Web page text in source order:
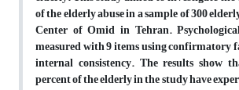
of the elderly abuse in a sample of 300
Center of Omid in Tehran.
measured with 9 items using confirmatory
internal consistency. The results show
percent of the elderly in the study have